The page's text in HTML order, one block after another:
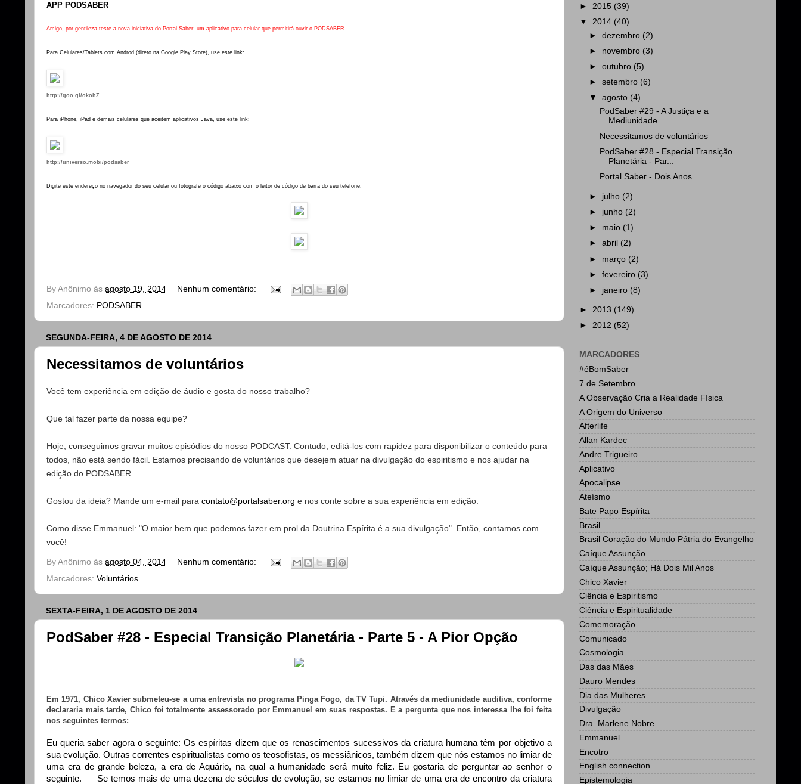
APP PODSABER
Amigo, por gentileza teste a nova iniciativa do Portal Saber: um aplicativo para celular que permitirá ouvir o PODSABER.
Para Celulares/Tablets com Androd (direto na Google Play Store), use este link:
http://goo.gl/okohZ
Para iPhone, iPad e demais celulares que aceitem aplicativos Java, use este link:
http://universo.mobi/podsaber
Digite este endereço no navegador do seu celular ou fotografe o código abaixo com o leitor de código de barra do seu telefone:
By Anônimo às agosto 19, 2014
Nenhum comentário:
Marcadores: PODSABER
SEGUNDA-FEIRA, 4 DE AGOSTO DE 2014
Necessitamos de voluntários
Você tem experiência em edição de áudio e gosta do nosso trabalho?
Que tal fazer parte da nossa equipe?
Hoje, conseguimos gravar muitos episódios do nosso PODCAST. Contudo, editá-los com rapidez para disponibilizar o conteúdo para
todos, não está sendo fácil. Estamos precisando de voluntários que desejem atuar na divulgação do espiritismo e nos ajudar na
edição do PODSABER.
Gostou da ideia? Mande um e-mail para contato@portalsaber.org e nos conte sobre a sua experiência em edição.
Como disse Emmanuel: "O maior bem que podemos fazer em prol da Doutrina Espírita é a sua divulgação". Então, contamos com
você!
By Anônimo às agosto 04, 2014
Nenhum comentário:
Marcadores: Voluntários
SEXTA-FEIRA, 1 DE AGOSTO DE 2014
PodSaber #28 - Especial Transição Planetária - Parte 5 - A Pior Opção
Em 1971, Chico Xavier submeteu-se a uma entrevista no programa Pinga Fogo, da TV Tupi. Através da mediunidade auditiva, conforme
declararia mais tarde, Chico foi totalmente assessorado por Emmanuel em suas respostas. E a pergunta que nos interessa lhe foi feita
nos seguintes termos:
Eu queria saber agora o seguinte: Os espíritas dizem que os renascimentos sucessivos da criatura humana têm por objetivo a
sua evolução. Outras correntes espiritualistas como os teosofistas, os messiânicos, também dizem que nós estamos no limiar de
uma era de grande beleza, a era de Aquário, na qual a humanidade será muito feliz. Eu gostaria de perguntar ao senhor o
seguinte. — Se temos mais de uma dezena de séculos de evolução, se estamos no limiar de uma era de encontro da criatura
► 2015 (39)
▼ 2014 (40)
►dezembro (2)
► novembro (3)
►outubro (5)
►setembro (6)
▼agosto (4)
PodSaber #29 - A Justiça e a
Mediunidade
Necessitamos de voluntários
PodSaber #28 - Especial Transição
Planetária - Par...
Portal Saber - Dois Anos
► julho (2)
► junho (2)
► maio (1)
►abril (2)
► março (2)
►fevereiro (3)
► janeiro (8)
► 2013 (149)
► 2012 (52)
MARCADORES
#éBomSaber
7 de Setembro
A Observação Cria a Realidade Física
A Origem do Universo
Afterlife
Allan Kardec
Andre Trigueiro
Aplicativo
Apocalipse
Ateísmo
Bate Papo Espírita
Brasil
Brasil Coração do Mundo Pátria do Evangelho
Caíque Assunção
Caíque Assunção; Há Dois Mil Anos
Chico Xavier
Ciência e Espiritismo
Ciência e Espiritualidade
Comemoração
Comunicado
Cosmologia
Das das Mães
Dauro Mendes
Dia das Mulheres
Divulgação
Dra. Marlene Nobre
Emmanuel
Encotro
English connection
Epistemologia